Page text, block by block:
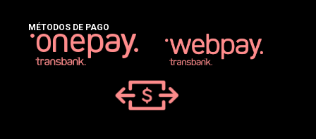
MÉTODOS DE PAGO